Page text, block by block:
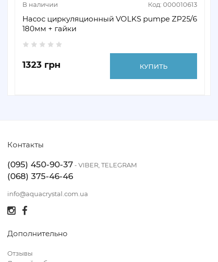
В наличии Код: 000010613
Насос циркуляционный VOLKS pumpe ZP25/6
180мм + гайки
1323 грн КУПИТЬ
Контакты
(095) 450-90-37- VIBER, TELEGRAM
(068) 375-46-46
info@aquacrystal.com.ua
Дополнительно
Отзывы